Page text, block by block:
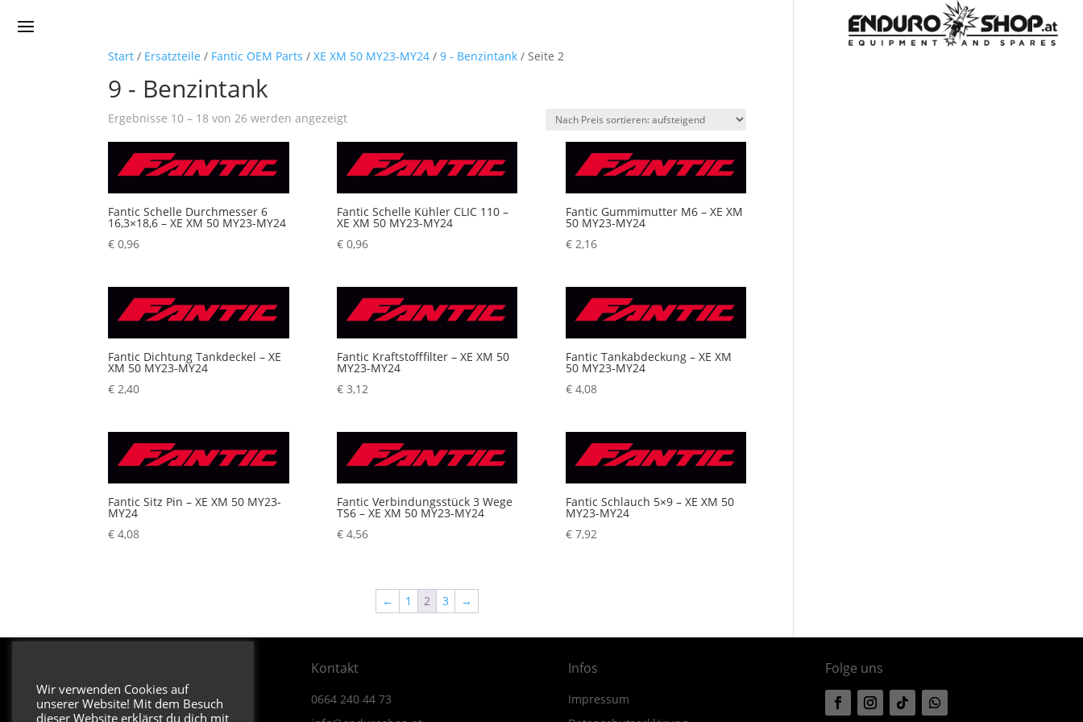
Start / Ersatzteile / Fantic OEM Parts /XE XM 50 MY23-MY24 /9 - Benzintank / Seite 2
9 - Benzintank
Ergebnisse 10 – 18 von 26 werden angezeigtNach
sortiert:
aufsteigend
Fantic Schelle Durchmesser 6
16,3×18,6 – XE XM 50 MY23-MY24
€ 0,96
Fantic Schelle Kühler CLIC 110 –
XE XM 50 MY23-MY24
€0,96
Fantic Gummimutter M6 – XE XM
50 MY23-MY24
€2,16
Fantic Dichtung Tankdeckel – XE
XM 50 MY23-MY24
€ 2,40
Fantic Kraftstofffilter – XE XM 50
MY23-MY24
€3,12
Fantic Tankabdeckung – XE XM
50 MY23-MY24
€4,08
Fantic Sitz Pin – XE XM 50 MY23-
MY24
€ 4,08
Fantic Verbindungsstück 3 Wege
TS6 – XE XM 50 MY23-MY24
€4,56
Fantic Schlauch 5×9 – XE XM 50
MY23-MY24
€7,92
← 1 2 3 →
Dienstag bis Donnerstag
09:00 – 12:30 13:30 – 17:00
Kontakt
0664 240 44 73
Infos
Impressum
Folge uns
Wir verwenden Cookies auf
unserer Website! Mit dem Besuch
dieser Website erklärst du dich mit